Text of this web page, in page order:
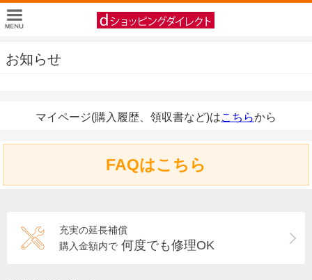
お知らせ
マイページ(購入履歴、領収書など)はこちらから
FAQはこちら
充実の延長補償
購入金額内で 何度でも修理OK